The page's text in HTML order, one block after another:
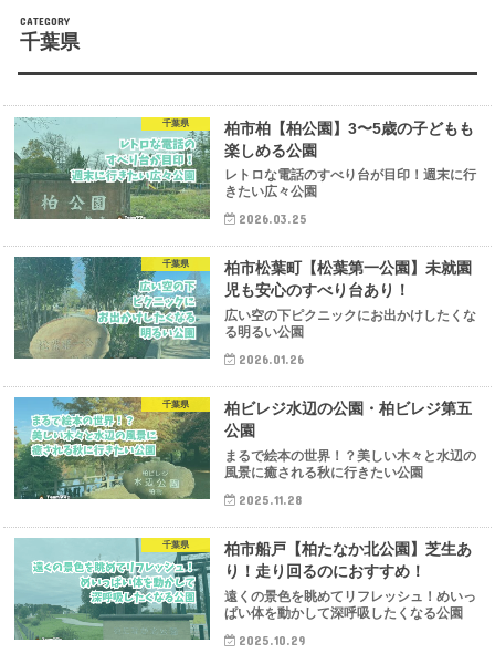
千葉県
千葉県
柏市柏【柏公園】3〜5歳の子どもも
楽しめる公園
レトロな電話のすべり台が目印！週末に行
きたい広々公園
2026.03.25
千葉県
柏市松葉町【松葉第一公園】未就園
児も安心のすべり台あり！
広い空の下ピクニックにお出かけしたくな
る明るい公園
2026.01.26
千葉県
柏ビレジ水辺の公園・柏ビレジ第五
公園
まるで絵本の世界！？美しい木々と水辺の
風景に癒される秋に行きたい公園
2025.11.28
千葉県
柏市船戸【柏たなか北公園】芝生あ
り！走り回るのにおすすめ！
遠くの景色を眺めてリフレッシュ！めいっ
ぱい体を動かして深呼吸したくなる公園
2025.10.29